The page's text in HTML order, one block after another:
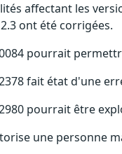
affectant les
ont été corrigées.
pourrait
2378 fait état d'une
2980 pourrait être
une personne